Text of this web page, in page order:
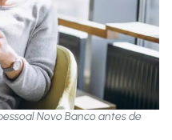
Novo Banco antes de